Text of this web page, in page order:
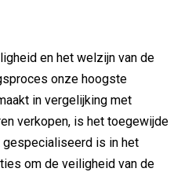
en het welzijn van de
onze hoogste
in vergelijking met
verkopen, is het toegewijde
is in het
om de veiligheid van de